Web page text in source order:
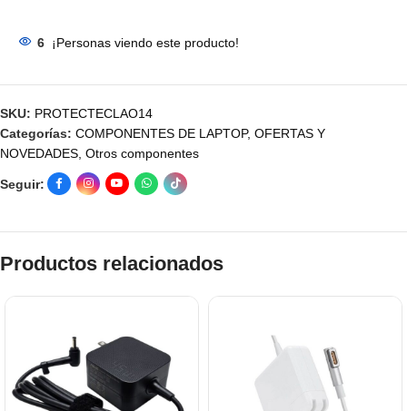
6 ¡Personas viendo este producto!
SKU: PROTECTECLAO14
Categorías: COMPONENTES DE LAPTOP, OFERTAS Y
NOVEDADES, Otros componentes
Seguir:
Productos relacionados